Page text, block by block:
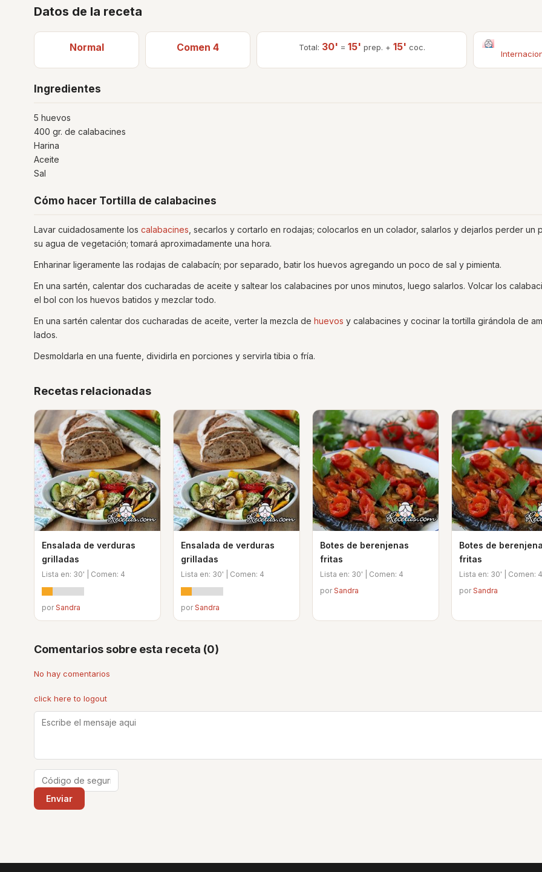
Datos de la receta
Normal Comen 4 Total: 30' = 15' prep. + 15' coc.
Ingredientes
5 huevos
400 gr. de calabacines
Harina
Aceite
Sal
Cómo hacer Tortilla de calabacines
Lavar cuidadosamente los calabacines , secarlos y cortarlo en rodajas; colocarlos en un colador, salarlos y dejarlos perder un
su agua de vegetación; tomará aproximadamente una hora.
Enharinar ligeramente las rodajas de calabacín; por separado, batir los huevos agregando un poco de sal y pimienta.
En una sartén, calentar dos cucharadas de aceite y saltear los calabacines por unos minutos, luego salarlos. Volcar los
el bol con los huevos batidos y mezclar todo.
En una sartén calentar dos cucharadas de aceite, verter la mezcla de huevos y calabacines y cocinar la tortilla girándola de
lados.
Desmoldarla en una fuente, dividirla en porciones y servirla tibia o fría.
Recetas relacionadas
Ensalada de verduras
grilladas
Lista en: 30' | Comen: 4
porSandra
Ensalada de verduras
grilladas
Lista en: 30' | Comen: 4
porSandra
Botes de berenjenas
fritas
Lista en: 30' | Comen: 4
porSandra
Botes de
fritas
Lista en: 30' | Comen: 4
porSandra
Comentarios sobre esta receta (0)
No hay comentarios
click here to logout